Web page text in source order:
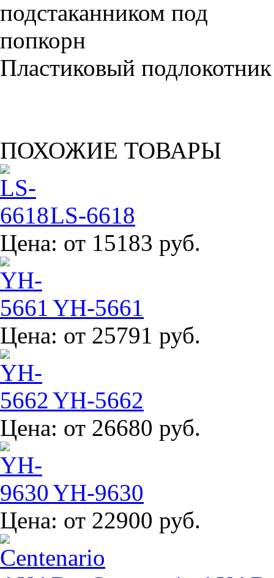
Пластиковый
ПОХОЖИЕ ТОВАРЫ
LS-6618
Цена: от 15183 руб.
YH-5661
Цена: от 25791 руб.
YH-5662
Цена: от 26680 руб.
YH-9630
Цена: от 22900 руб.